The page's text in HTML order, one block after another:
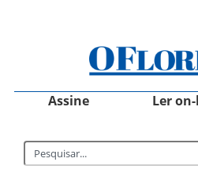
Assine Ler